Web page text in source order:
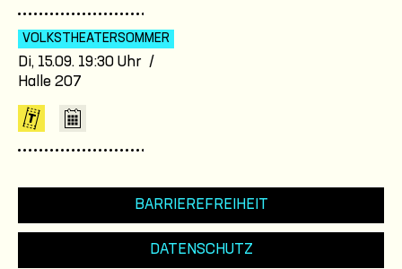
VOLKSTHEATER­SOMMER
Di, 15.09. 19:30 Uhr /
Halle 207
BARRIEREFREIHEIT
DATENSCHUTZ